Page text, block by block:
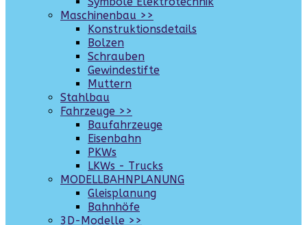
Maschinenbau >>
Konstruktionsdetails
Bolzen
Schrauben
Gewindestifte
Muttern
Stahlbau
Fahrzeuge >>
Baufahrzeuge
Eisenbahn
PKWs
LKWs - Trucks
MODELLBAHNPLANUNG
Gleisplanung
Bahnhöfe
3D-Modelle >>